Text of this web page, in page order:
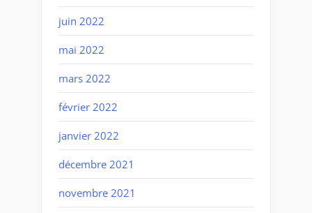
juin 2022
mai 2022
mars 2022
février 2022
janvier 2022
décembre 2021
novembre 2021